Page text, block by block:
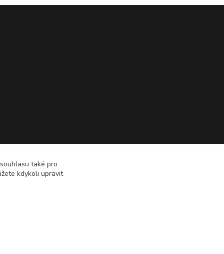
také pro
kdykoli upravit